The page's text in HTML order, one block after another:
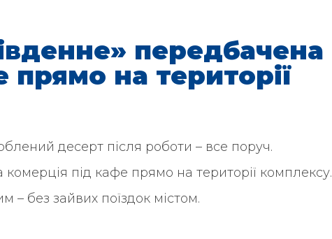
передбачена
прямо на території
десерт після роботи – все поруч.
під кафе прямо на території комплексу.
– без зайвих поїздок містом.